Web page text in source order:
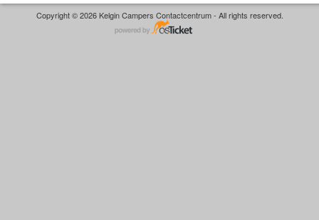
Copyright © 2026 Kelgin Campers Contactcentrum - All rights reserved.